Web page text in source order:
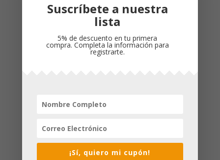
GENTE COMÚN / MAX
LUCADO
DIOS LE AYUDARA /
MAX LUCADO
$40,000
Suscríbete a nuestra
lista
5% de descuento en tu primera
compra. Completa la información para
registrarte.
¡Sí, quiero mi cupón!